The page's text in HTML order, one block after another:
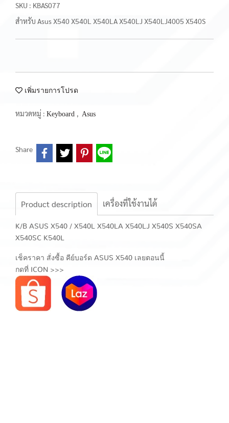
SKU : KBAS077
สำหรับ Asus X540 X540L X540LA X540LJ X540LJ4005 X540S
เพิ่มรายการโปรด
หมวดหมู่ : Keyboard , Asus
Share
Product description เครื่องที่ใช้งานได้
K/B ASUS X540 / X540L X540LA X540LJ X540S X540SA
X540SC K540L
เช็คราคา สั่งซื้อ คีย์บอร์ด ASUS X540 เลยตอนนี้
กดที่ ICON >>>